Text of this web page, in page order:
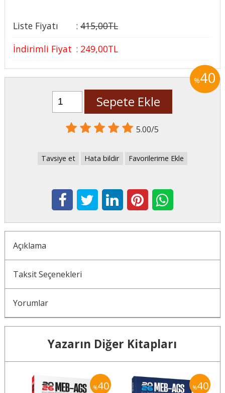
Liste Fiyatı : 415,00TL
İndirimli Fiyat : 249,00TL
%40
Sepete Ekle
5.00/5
Tavsiye et Hata bildir Favorilerime Ekle
Açıklama
Taksit Seçenekleri
Yorumlar
Yazarın Diğer Kitapları
%40 %40